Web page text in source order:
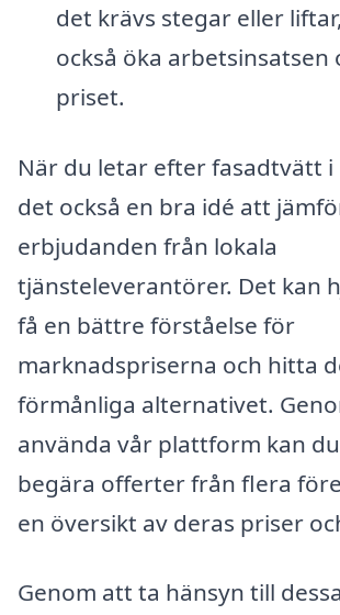
det krävs stegar eller
också öka arbetsinsatsen
priset.
När du letar efter fasadtvätt
det också en bra idé att
erbjudanden från lokala
tjänsteleverantörer. Det kan
få en bättre förståelse för
marknadspriserna och hitta
förmånliga alternativet.
använda vår plattform kan
begära offerter från flera
en översikt av deras priser
Genom att ta hänsyn till